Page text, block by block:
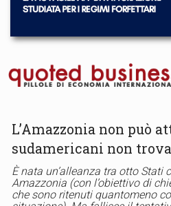
L’Amazzonia non può
sudamericani non
È nata un’alleanza tra otto Stati
Amazzonia (con l’obiettivo di
che sono ritenuti quantomeno